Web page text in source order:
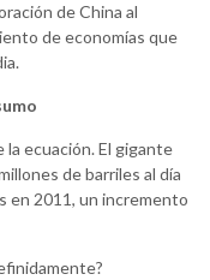
de China al
de economías que
ecuación. El gigante
de barriles al día
en 2011, un incremento